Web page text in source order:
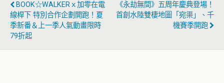
BOOK☆WALKERｘ加零在電
線桿下 特別合作企劃開跑！夏
季新番＆上一季人氣動畫限時
79折起
《永劫無間》五周年慶典登場！
首創水陸雙棲地圖「宛渠」、千
機賽季開跑